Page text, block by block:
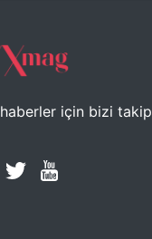
için bizi takip